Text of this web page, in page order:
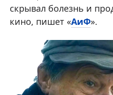
скрывал болезнь и
кино, пишет «АиФ».